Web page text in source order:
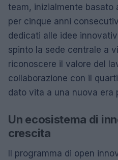
team, inizialmente basato
per cinque anni
dedicati alle idee
spinto la sede centrale a
riconoscere il valore del
collaborazione con il
dato vita a una nuova era
Un ecosistema di
crescita
Il programma di open